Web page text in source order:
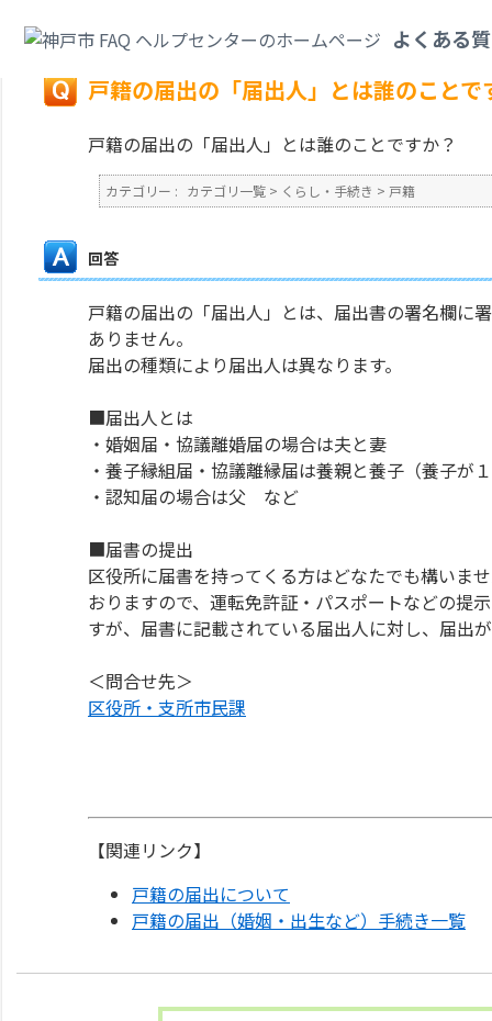
よくある
戻る
戸籍の届出の「届出人」とは誰のことで
戸籍の届出の「届出人」とは誰のことですか？
カテゴリー : カテゴリ一覧 > くらし・手続き > 戸籍
回答
戸籍の届出の「届出人」とは、届出書の署名欄に
ありません。
届出の種類により届出人は異なります。
■届出人とは
・婚姻届・協議離婚届の場合は夫と妻
・養子縁組届・協議離縁届は養親と養子（養子が
・認知届の場合は父 など
■届書の提出
区役所に届書を持ってくる方はどなたでも構いま
おりますので、運転免許証・パスポートなどの提
すが、届書に記載されている届出人に対し、届出
＜問合せ先＞
区役所・支所市民課
【関連リンク】
戸籍の届出について
戸籍の届出（婚姻・出生など）手続き一覧